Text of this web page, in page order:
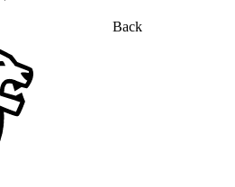
Back